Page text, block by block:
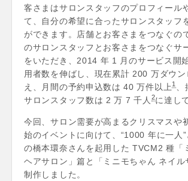
客さまはサロンスタッフのプロフィール
て、自分の希望に合ったサロンスタッフ
ができます。店舗とお客さまをつなぐの
のサロンスタッフとお客さまをつなぐサ
をいただき、2014 年 1 月のサービス開
用者数を伸ばし、現在累計 200 万ダウン
え、月間の予約申込数は 40 万件以上1
サロンスタッフ数は 2 万 7 千人 2に達し
今回、サロン需要が高まるクリスマスや
始のイベントに向けて、“1000 年に一人
の橋本環奈さんを起用した TVCM2 種「
ヘアサロン」篇と「ミニモちゃん ネイル
制作しました。